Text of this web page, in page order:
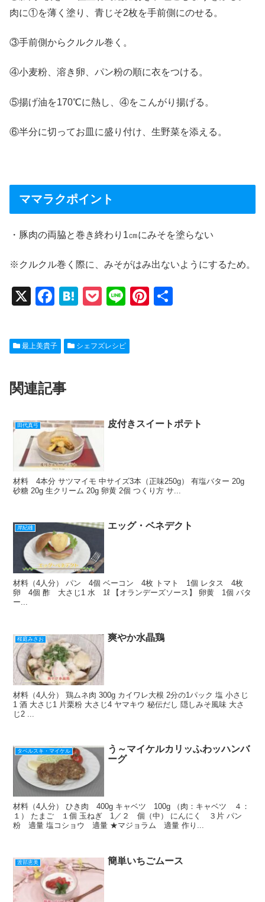
肉に①を薄く塗り、青じそ2枚を手前側にのせる。
③手前側からクルクル巻く。
④小麦粉、溶き卵、パン粉の順に衣をつける。
⑤揚げ油を170℃に熱し、④をこんがり揚げる。
⑥半分に切ってお皿に盛り付け、生野菜を添える。
ママラクポイント
・豚肉の両脇と巻き終わり1㎝にみそを塗らない
※クルクル巻く際に、みそがはみ出ないようにするため。
X
F
c
e
o
k
H
e
n
P
ck
et
Li
e
Pi
最上美貴子 シェフズレシピ
関連記事
田代真弓 皮付きスイートポテト
材料 4本分 サツマイモ 中サイズ3本（正味250g） 有塩バター 20g
砂糖 20g 生クリーム 20g 卵黄 2個 つくり方 サ...
岸紀雄 エッグ・ベネデクト
材料（4人分） パン 4個 ベーコン 4枚 トマト 1個 レタス 4枚
卵 4個 酢 大さじ1 水 1ℓ 【オランデーズソース】 卵黄 1個 バタ
ー...
桜庭みさお 爽やか水晶鶏
材料（4人分） 鶏ムネ肉 300g カイワレ大根 2分の1パック 塩 小さじ
1 酒 大さじ1 片栗粉 大さじ4 ヤマキウ 秘伝だし 隠しみそ風味 大さ
じ2 ...
タベルスキ・マイケル
う～マイケルカリッふわッハンバ
ーグ
材料（4人分） ひき肉 400g キャベツ 100g （肉：キャベツ ４：
１） たまご １個 玉ねぎ 1／２ 個（中） にんにく ３片 パン
粉 適量 塩コショウ 適量 ★マジョラム 適量 作り...
渡部恵美 簡単いちごムース